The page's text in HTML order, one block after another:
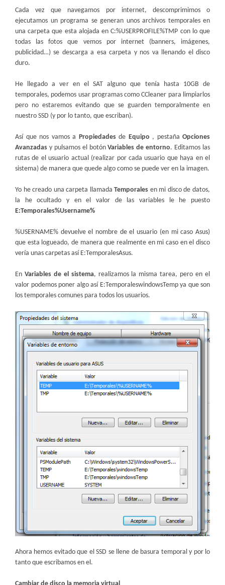
Cada vez que navegamos por internet, descomprimimos o
ejecutamos un programa se generan unos archivos temporales en
una carpeta que esta alojada en C:%USERPROFILE%TMP con lo que
todas las fotos que vemos por internet (banners, imágenes,
publicidad…) se descarga a esa carpeta y nos va llenando el disco
duro.
He llegado a ver en el SAT alguno que tenía hasta 10GB de
temporales, podemos usar programas como CCleaner para limpiarlos
pero no estaremos evitando que se guarden temporalmente en
nuestro SSD (y por lo tanto, que escriban).
Así que nos vamos a Propiedadesde Equipo , pestaña Opciones
Avanzadas y pulsamos el botónVariables de entorno. Editamos las
rutas de el usuario actual (realizar por cada usuario que haya en el
sistema) de manera que quede algo como se puede ver en la imagen.
Yo he creado una carpeta llamadaTemporales en mi disco de datos,
la he ocultado y en el valor de las variables le he puesto
E:Temporales%Username%
%USERNAME% devuelve el nombre de el usuario (en mi caso Asus)
que esta logueado, de manera que realmente en mi caso en el disco
vería unas carpetas así E:TemporalesAsus.
En Variables de el sistema, realizamos la misma tarea, pero en el
valor podemos poner algo así E:TemporaleswindowsTemp ya que son
los temporales comunes para todos los usuarios.
Ahora hemos evitado que el SSD se llene de basura temporal y por lo
tanto que escribamos en el.